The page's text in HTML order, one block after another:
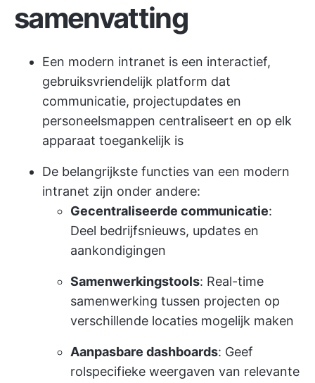
samenvatting
Een modern intranet is een interactief,
gebruiksvriendelijk platform dat
communicatie, projectupdates en
personeelsmappen centraliseert en op elk
apparaat toegankelijk is
De belangrijkste functies van een modern
intranet zijn onder andere:
Gecentraliseerde communicatie:
Deel bedrijfsnieuws, updates en
aankondigingen
Samenwerkingstools: Real-time
samenwerking tussen projecten op
verschillende locaties mogelijk maken
Aanpasbare dashboards: Geef
rolspecifieke weergaven van relevante